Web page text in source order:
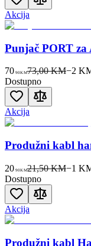
Akcija
Punjač PORT za
70 90KM73,00 KM−2
Dostupno
Akcija
Produžni kabl
20 90KM21,50 KM−1
Dostupno
Akcija
Produžni kabl